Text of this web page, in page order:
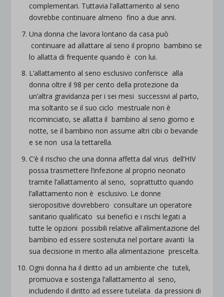
complementari. Tuttavia l’allattamento al seno
dovrebbe continuare almeno fino a due anni.
Una donna che lavora lontano da casa può
continuare ad allattare al seno il proprio bambino se
lo allatta di frequente quando è con lui.
L’allattamento al seno esclusivo conferisce alla
donna oltre il 98 per cento della protezione da
un’altra gravidanza per i sei mesi successivi al parto,
ma soltanto se il suo ciclo mestruale non è
ricominciato, se allatta il bambino al seno giorno e
notte, se il bambino non assume altri cibi o bevande
e se non usa la tettarella.
C’è il rischio che una donna affetta dal virus dell’HIV
possa trasmettere l’infezione al proprio neonato
tramite l’allattamento al seno, soprattutto quando
l’allattamento non è esclusivo. Le donne
sieropositive dovrebbero consultare un operatore
sanitario qualificato sui benefici e i rischi legati a
tutte le opzioni possibili relative all’alimentazione del
bambino ed essere sostenuta nel portare avanti la
sua decisione in merito alla alimentazione prescelta.
Ogni donna ha il diritto ad un ambiente che tuteli,
promuova e sostenga l’allattamento al seno,
includendo il diritto ad essere tutelata da pressioni di